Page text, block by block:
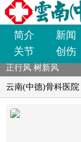
简介 新闻
关节
创伤
正行风 树新风
云南(中德)骨科医院